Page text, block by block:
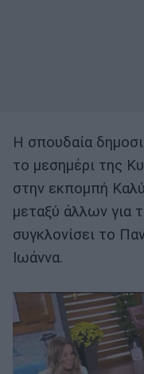
Η σπουδαία
το μεσημέρι της
στην εκπομπή
μεταξύ άλλων για
συγκλονίσει το
Ιωάννα.